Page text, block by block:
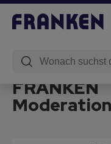
FRANKEN